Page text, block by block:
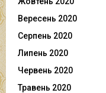
Вересень 2020
Серпень 2020
Липень 2020
Червень 2020
Травень 2020